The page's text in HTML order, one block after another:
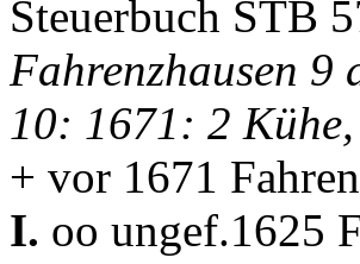
Steuerbuch STB
Fahrenzhausen 9
10: 1671: 2
+ vor 1671
I. oo ungef.1625